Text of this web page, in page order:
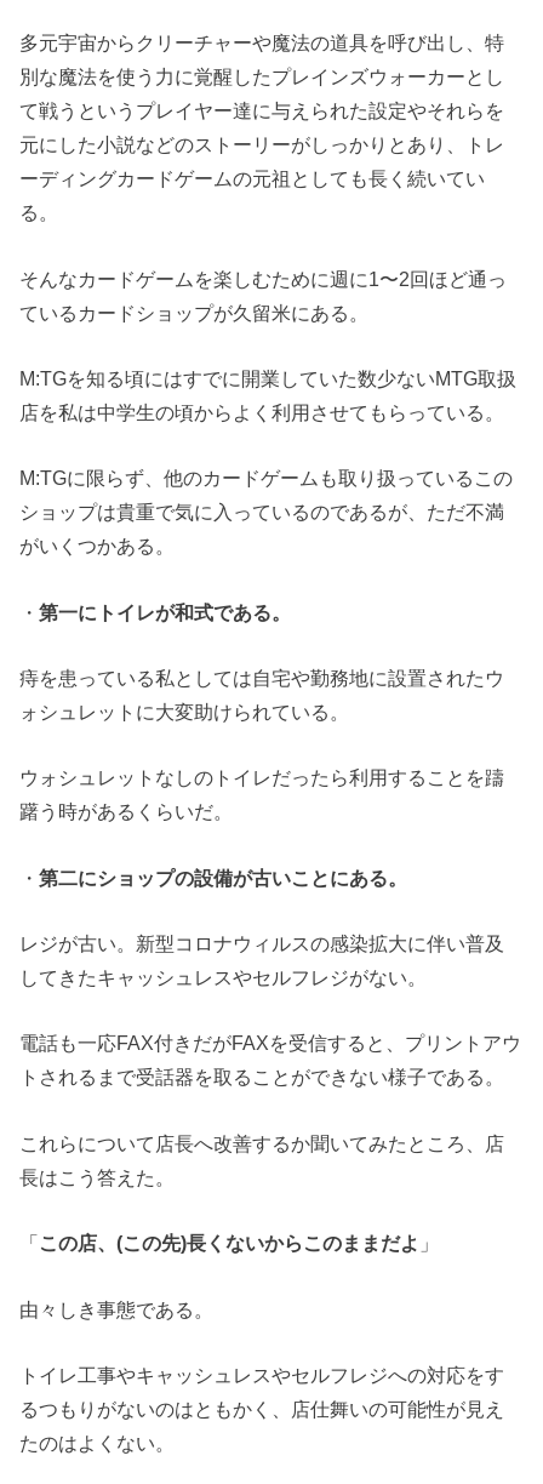
多元宇宙からクリーチャーや魔法の道具を呼び出し、特
別な魔法を使う力に覚醒したプレインズウォーカーとし
て戦うというプレイヤー達に与えられた設定やそれらを
元にした小説などのストーリーがしっかりとあり、トレ
ーディングカードゲームの元祖としても長く続いてい
る。
そんなカードゲームを楽しむために週に1〜2回ほど通っ
ているカードショップが久留米にある。
M:TGを知る頃にはすでに開業していた数少ないMTG取扱
店を私は中学生の頃からよく利用させてもらっている。
M:TGに限らず、他のカードゲームも取り扱っているこの
ショップは貴重で気に入っているのであるが、ただ不満
がいくつかある。
・第一にトイレが和式である。
痔を患っている私としては自宅や勤務地に設置されたウ
ォシュレットに大変助けられている。
ウォシュレットなしのトイレだったら利用することを躊
躇う時があるくらいだ。
・第二にショップの設備が古いことにある。
レジが古い。新型コロナウィルスの感染拡大に伴い普及
してきたキャッシュレスやセルフレジがない。
電話も一応FAX付きだがFAXを受信すると、プリントアウ
トされるまで受話器を取ることができない様子である。
これらについて店長へ改善するか聞いてみたところ、店
長はこう答えた。
「この店、(この先)長くないからこのままだよ 」
由々しき事態である。
トイレ工事やキャッシュレスやセルフレジへの対応をす
るつもりがないのはともかく、店仕舞いの可能性が見え
たのはよくない。